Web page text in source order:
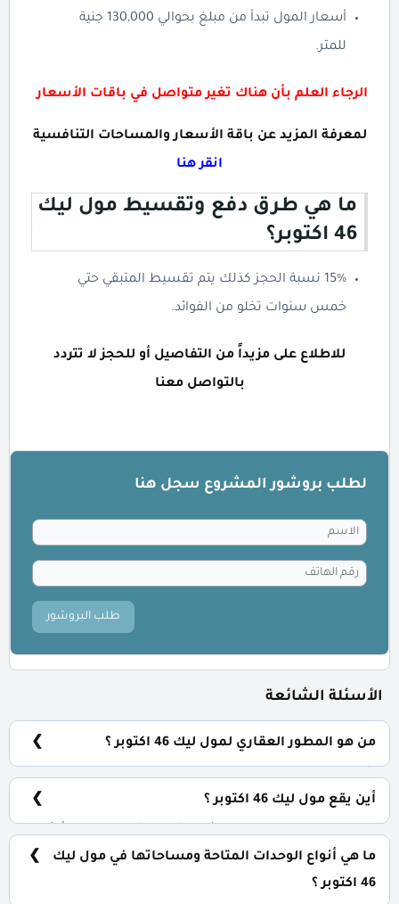
أسعار المول تبدأ من مبلغ بحوالي 130,000 جنية
للمتر.
الرجاء العلم بأن هناك تغير متواصل في باقات الأسعار
لمعرفة المزيد عن باقة الأسعار والمساحات التنافسية
انقر هنا
ما هي طرق دفع وتقسيط مول ليك
46 اكتوبر؟
15% نسبة الحجز كذلك يتم تقسيط المتبقي حتي
خمس سنوات تخلو من الفوائد.
للاطلاع على مزيداً من التفاصيل أو للحجز لا تتردد
بالتواصل معنا
لطلب بروشور المشروع سجل هنا
طلب البروشور
الأسئلة الشائعة
من هو المطور العقاري لمول ليك 46 اكتوبر ؟
أين يقع مول ليك 46 اكتوبر ؟
ما هي أنواع الوحدات المتاحة ومساحاتها في مول ليك
46 اكتوبر ؟